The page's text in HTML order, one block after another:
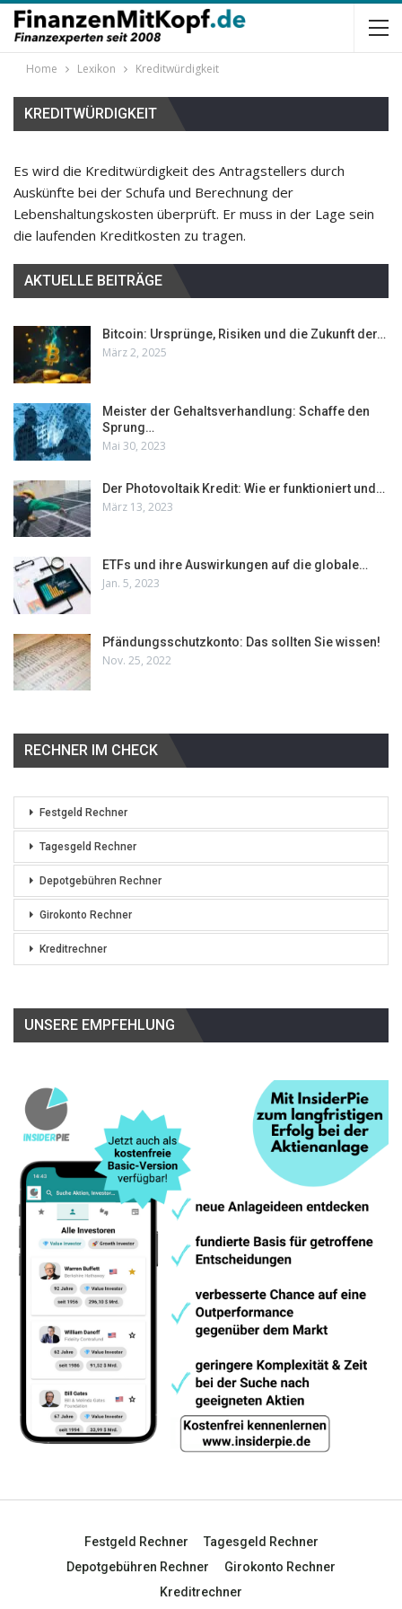
Home Lexikon Kreditwürdigkeit
KREDITWÜRDIGKEIT
Es wird die Kreditwürdigkeit des Antragstellers durch
Auskünfte bei der Schufa und Berechnung der
Lebenshaltungskosten überprüft. Er muss in der Lage sein
die laufenden Kreditkosten zu tragen.
AKTUELLE BEITRÄGE
Bitcoin: Ursprünge, Risiken und die Zukunft der…
März 2, 2025
Meister der Gehaltsverhandlung: Schaffe den
Sprung…
Mai 30, 2023
Der Photovoltaik Kredit: Wie er funktioniert und…
März 13, 2023
ETFs und ihre Auswirkungen auf die globale…
Jan. 5, 2023
Pfändungsschutzkonto: Das sollten Sie wissen!
Nov. 25, 2022
RECHNER IM CHECK
Festgeld Rechner
Tagesgeld Rechner
Depotgebühren Rechner
Girokonto Rechner
Kreditrechner
UNSERE EMPFEHLUNG
Festgeld Rechner
Tagesgeld Rechner
Depotgebühren Rechner
Girokonto Rechner
Kreditrechner